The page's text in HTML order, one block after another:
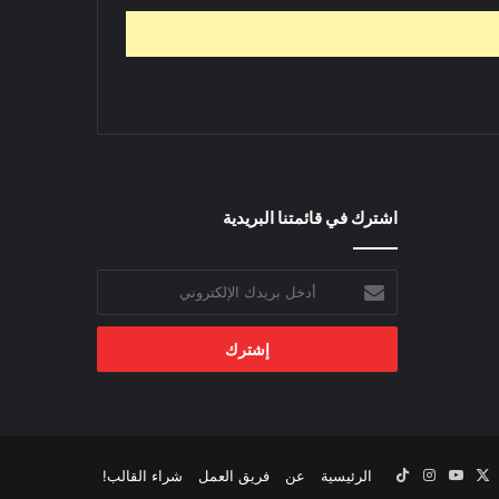
اشترك في قائمتنا البريدية
بريدك
الإلكتروني
الرئيسية عن فريق العمل شراء القالب! ‫YouTubeانستقرام‫TikTok